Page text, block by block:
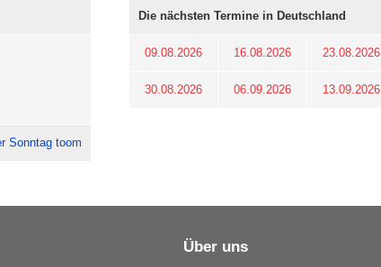
Sonntag toom
Die nächsten Termine in Deutschland
09.08.2026 16.08.2026 23.08.2026
30.08.2026 06.09.2026 13.09.2026
Über uns